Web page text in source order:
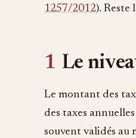
1257/2012). Reste
1 Le
Le montant des
des taxes
souvent validés au